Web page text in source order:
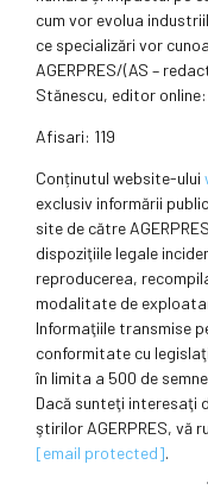
cum vor evolua
ce specializări vor
AGERPRES/(AS –
Stănescu, editor
Afisari: 119
Conținutul website-ului
exclusiv informării
site de către
dispoziţiile legale
reproducerea,
modalitate de
Informaţiile transmise
conformitate cu
în limita a 500 de
Dacă sunteţi interesaţi
ştirilor AGERPRES, vă
[email protected].